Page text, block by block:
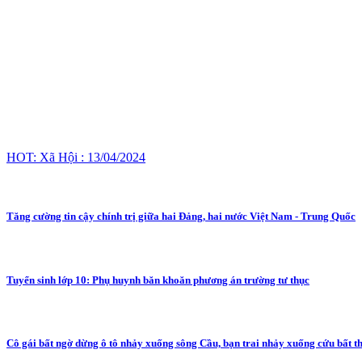
HOT: Xã Hội : 13/04/2024
Tăng cường tin cậy chính trị giữa hai Đảng, hai nước Việt Nam - Trung Quốc
Tuyển sinh lớp 10: Phụ huynh băn khoăn phương án trường tư thục
Cô gái bất ngờ dừng ô tô nhảy xuống sông Cầu, bạn trai nhảy xuống cứu bất